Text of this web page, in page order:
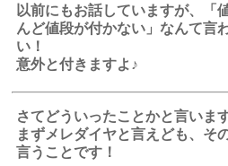
以前にもお話していますが、「
んど値段が付かない」なんて言
い！
意外と付きますよ♪
さてどういったことかと言いま
まずメレダイヤと言えども、そ
言うことです！